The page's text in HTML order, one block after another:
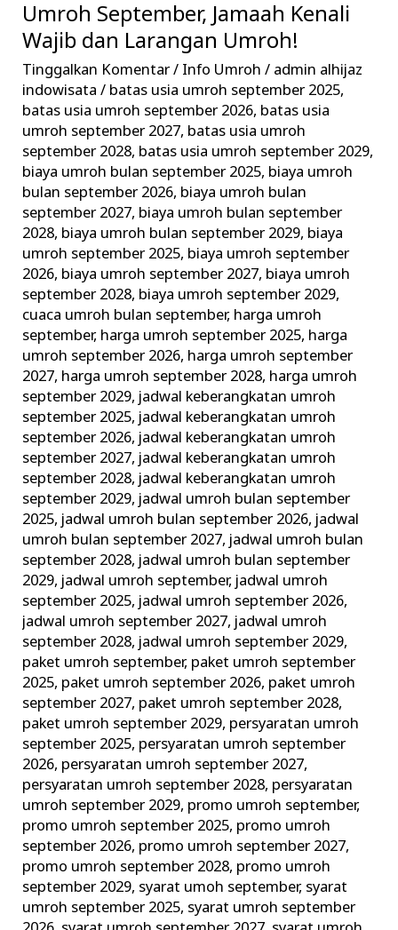
Umroh September, Jamaah Kenali
Wajib dan Larangan Umroh!
Tinggalkan Komentar/ Info Umroh / admin alhijaz
indowisata/ batas usia umroh september 2025,
batas usia umroh september 2026, batas usia
umroh september 2027, batas usia umroh
september 2028, batas usia umroh september 2029,
biaya umroh bulan september 2025, biaya umroh
bulan september 2026, biaya umroh bulan
september 2027, biaya umroh bulan september
2028, biaya umroh bulan september 2029, biaya
umroh september 2025, biaya umroh september
2026, biaya umroh september 2027, biaya umroh
september 2028, biaya umroh september 2029,
cuaca umroh bulan september, harga umroh
september, harga umroh september 2025, harga
umroh september 2026, harga umroh september
2027, harga umroh september 2028, harga umroh
september 2029, jadwal keberangkatan umroh
september 2025, jadwal keberangkatan umroh
september 2026, jadwal keberangkatan umroh
september 2027, jadwal keberangkatan umroh
september 2028, jadwal keberangkatan umroh
september 2029, jadwal umroh bulan september
2025, jadwal umroh bulan september 2026, jadwal
umroh bulan september 2027, jadwal umroh bulan
september 2028, jadwal umroh bulan september
2029, jadwal umroh september, jadwal umroh
september 2025, jadwal umroh september 2026,
jadwal umroh september 2027, jadwal umroh
september 2028, jadwal umroh september 2029,
paket umroh september, paket umroh september
2025, paket umroh september 2026, paket umroh
september 2027, paket umroh september 2028,
paket umroh september 2029, persyaratan umroh
september 2025, persyaratan umroh september
2026, persyaratan umroh september 2027,
persyaratan umroh september 2028, persyaratan
umroh september 2029, promo umroh september,
promo umroh september 2025, promo umroh
september 2026, promo umroh september 2027,
promo umroh september 2028, promo umroh
september 2029, syarat umoh september, syarat
umroh september 2025, syarat umroh september
Umroh
September,
Jamaah
Kenali
Wajib
dan
Larangan
Umroh!